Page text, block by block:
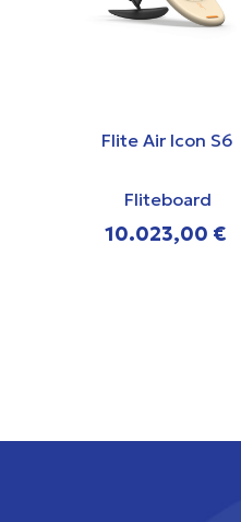
Flite Air Icon S6
Fliteboard
10.023,00 €